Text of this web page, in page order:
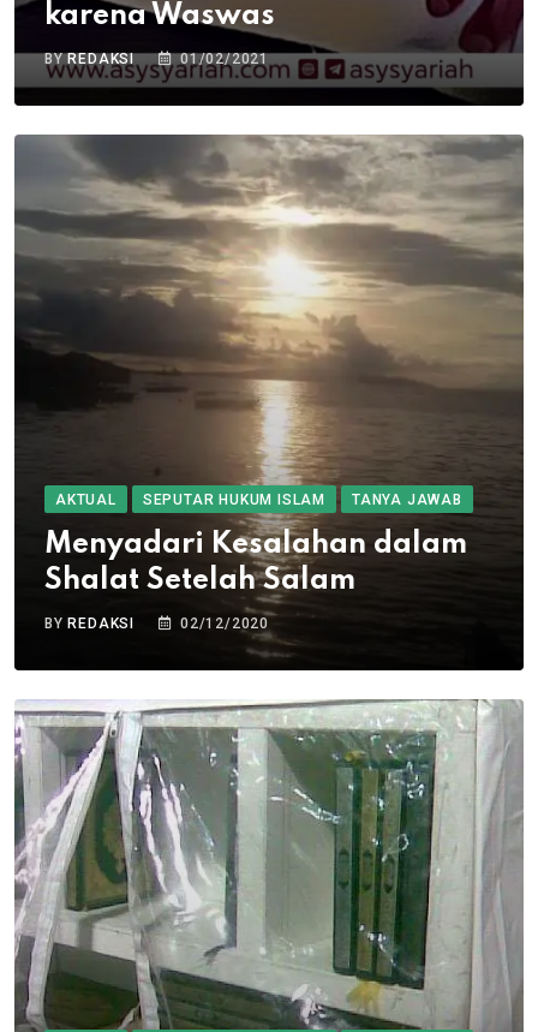
karena Waswas
BYREDAKSI 01/02/2021
AKTUAL SEPUTAR HUKUM ISLAM TANYA JAWAB
Menyadari Kesalahan dalam
Shalat Setelah Salam
BYREDAKSI 02/12/2020